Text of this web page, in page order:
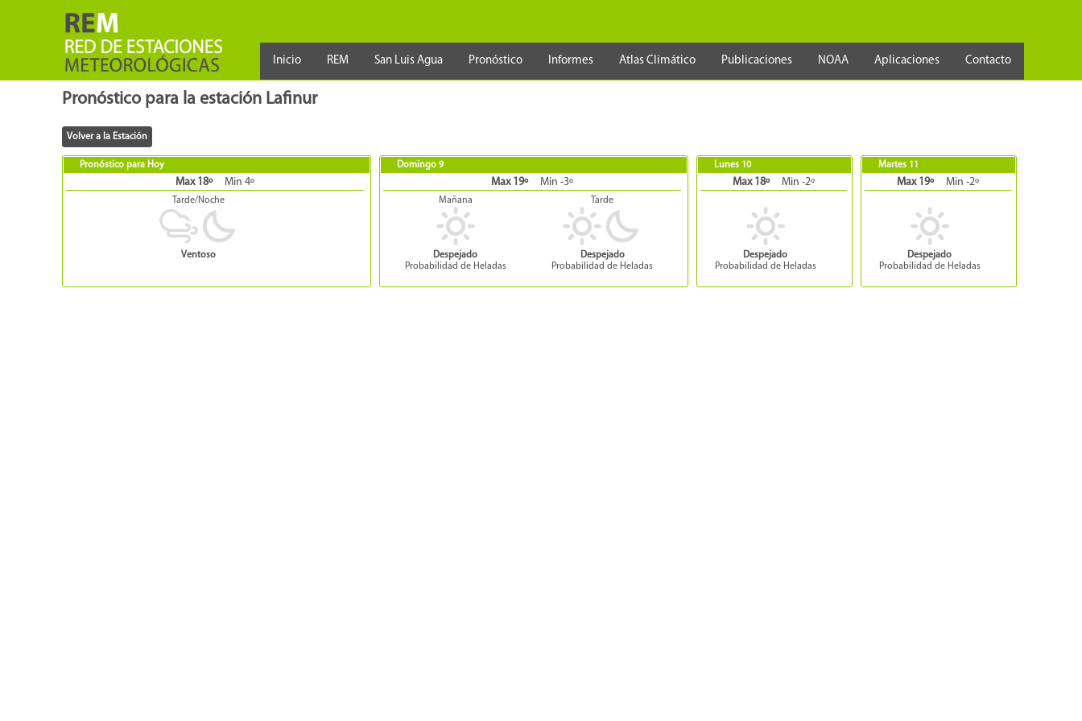
Inicio REM San Luis Agua Pronóstico Informes Atlas Climático Publicaciones NOAA Aplicaciones Contacto
Pronóstico para la estación Lafinur
Pronóstico para Hoy
Max 18º Min 4º
Tarde/Noche
Ventoso
Domingo 9
Max 19º Min -3º
Mañana
Despejado
Probabilidad de Heladas
Tarde
Despejado
Probabilidad de Heladas
Lunes 10
Max 18º Min -2º
Despejado
Probabilidad de Heladas
Martes 11
Max 19º Min -2º
Despejado
Probabilidad de Heladas